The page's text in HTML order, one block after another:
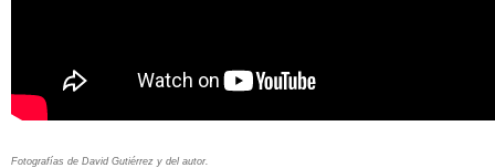
Fotografías de David Gutiérrez y del autor.